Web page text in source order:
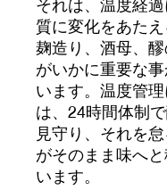
それは、温度経
質に変化をあたえ
麹造り、酒母、
がいかに重要な
います。温度管
は、24時間体制
見守り、それを
がそのまま味へ
います。